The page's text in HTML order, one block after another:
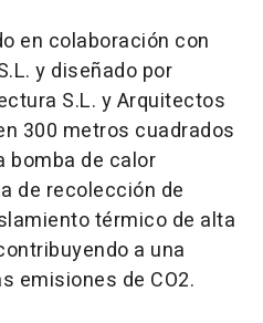
en colaboración con
y diseñado por
S.L. y Arquitectos
300 metros cuadrados
bomba de calor
de recolección de
térmico de alta
a una
emisiones de CO2.